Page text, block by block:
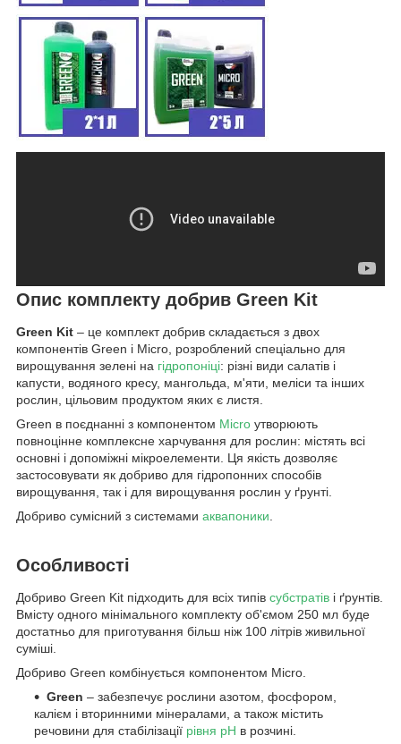
Опис комплекту добрив Green Kit
Green Kit – це комплект добрив складається з двох
компонентів Green і Micro, розроблений спеціально для
вирощування зелені на гідропоніці: різні види салатів і
капусти, водяного кресу, мангольда, м'яти, меліси та інших
рослин, цільовим продуктом яких є листя.
Green в поєднанні з компонентом Micro утворюють
повноцінне комплексне харчування для рослин: містять всі
основні і допоміжні мікроелементи. Ця якість дозволяє
застосовувати як добриво для гідропонних способів
вирощування, так і для вирощування рослин у ґрунті.
Добриво сумісний з системами аквапоники
Особливості
Добриво Green Kit підходить для всіх типів субстратів і ґрунтів.
Вмісту одного мінімального комплекту об'ємом 250 мл буде
достатньо для приготування більш ніж 100 літрів живильної
суміші.
Добриво Green комбінується компонентом Micro.
Green – забезпечує рослини азотом, фосфором,
калієм і вторинними мінералами, а також містить
речовини для стабілізації рівня pH в розчині.